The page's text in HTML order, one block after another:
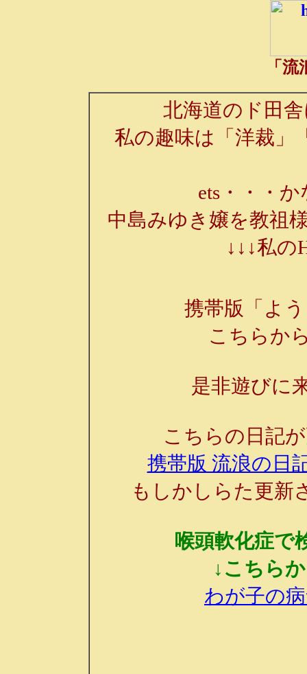
「
北海道のド田
私の趣味は「洋裁」
ets・・・
中島みゆき嬢を教祖
↓↓↓私の
携帯版「よ
こちらか
是非遊びに
こちらの日記
携帯版 流浪の日
もしかしらた更新
喉頭軟化症で
↓こちら
わが子の